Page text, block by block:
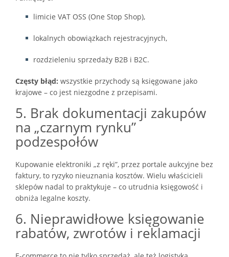
limicie VAT OSS (One Stop Shop),
lokalnych obowiązkach rejestracyjnych,
rozdzieleniu sprzedaży B2B i B2C.
Częsty błąd: wszystkie przychody są księgowane jako
krajowe – co jest niezgodne z przepisami.
5. Brak dokumentacji zakupów
na „czarnym rynku”
podzespołów
Kupowanie elektroniki „z ręki”, przez portale aukcyjne bez
faktury, to ryzyko nieuznania kosztów. Wielu właścicieli
sklepów nadal to praktykuje – co utrudnia księgowość i
obniża legalne koszty.
6. Nieprawidłowe księgowanie
rabatów, zwrotów i reklamacji